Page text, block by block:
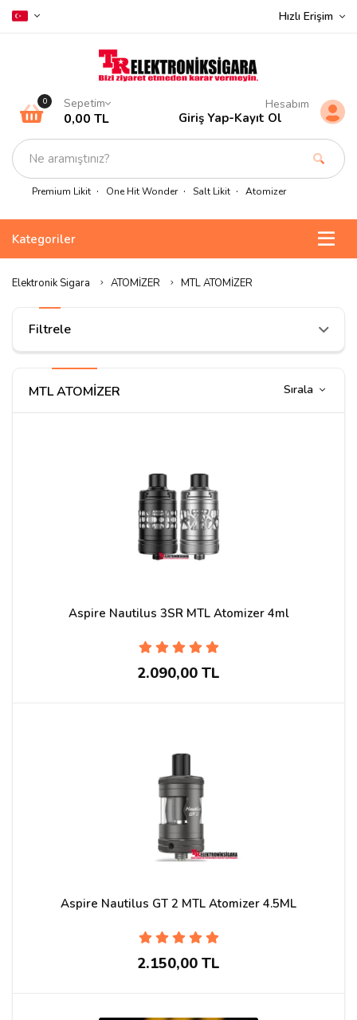
Hızlı Erişim
Premium Likit One Hit Wonder Salt Likit Atomizer
0 Sepetim
0,00 TL
Hesabım
Giriş Yap-Kayıt Ol
Kategoriler
Elektronik Sigara ATOMİZER MTL ATOMİZER
Filtrele
MTL ATOMİZER Sırala
Aspire Nautilus 3SR MTL Atomizer 4ml
2.090,00 TL
Aspire Nautilus GT 2 MTL Atomizer 4.5ML
2.150,00 TL